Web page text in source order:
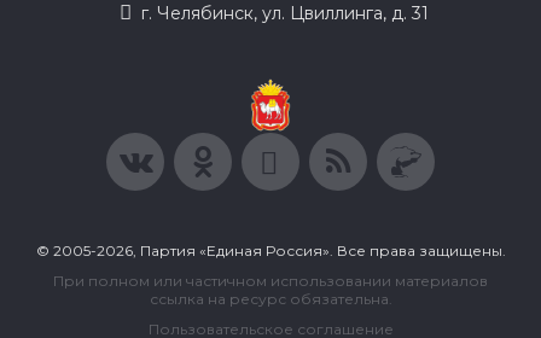
г. Челябинск, ул. Цвиллинга, д. 31
© 2005-2026, Партия «Единая Россия». Все права защищены.
При полном или частичном использовании материалов
ссылка на ресурс обязательна.
Пользовательское соглашение